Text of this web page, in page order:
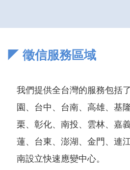
◤ 徵信服務區域
我們提供全台灣的服務包括
園、台中、台南、高雄、基
栗、彰化、南投、雲林、嘉
蓮、台東、澎湖、金門、連
南設立快速應變中心。